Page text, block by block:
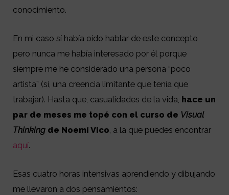
conocimiento.
En mi caso sí había oído hablar de este concepto
pero nunca me había interesado por él porque
siempre me he considerado una persona “poco
artista” (sí, una creencia limitante que tenía que
trabajar). Hasta que, casualidades de la vida, hace un
par de meses me topé con el curso de Visual
Thinking de Noemí Vico, a la que puedes encontrar
aquí.
Esas cuatro horas intensivas aprendiendo y dibujando
me llevaron a dos pensamientos: